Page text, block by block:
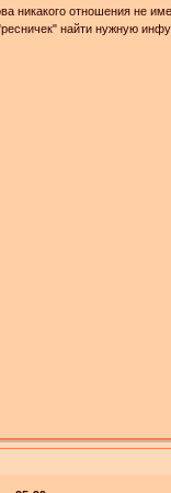
никакого отношения не
найти нужную